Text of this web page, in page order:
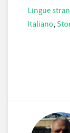
Lingue
Italiano,